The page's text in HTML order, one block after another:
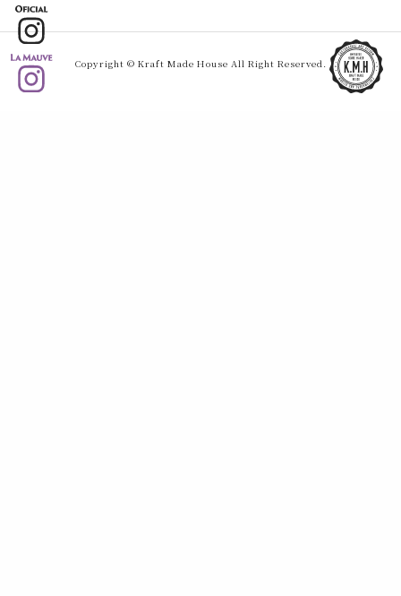
Copyright © Kraft Made House All Right Reserved.